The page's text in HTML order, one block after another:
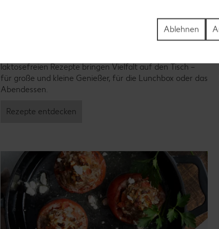
Laktoseintoleranz muss dich kulinarisch nicht
laktosefreien Rezepte bringen Vielfalt auf den Tisch –
für große und kleine Genießer, für die Lunchbox oder das
Abendessen.
Rezepte entdecken
Ablehnen